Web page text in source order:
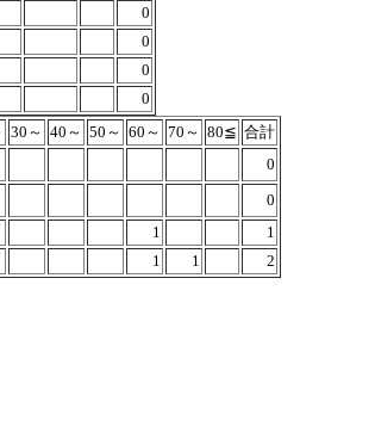
0
0
0
0
30～ 40～ 50～ 60～ 70～ 80≦ 合計
0
0
1
1
1 1 2